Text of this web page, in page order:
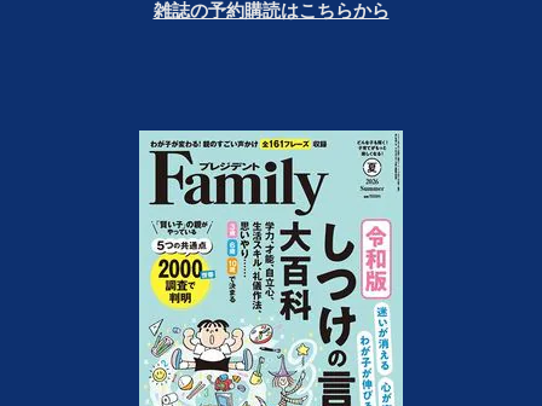
雑誌の予約購読はこちらから